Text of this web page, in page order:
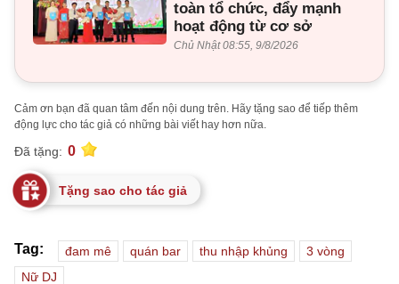
toàn tổ chức, đẩy mạnh
hoạt động từ cơ sở
Chủ Nhật 08:55, 9/8/2026
Cảm ơn bạn đã quan tâm đến nội dung trên. Hãy tặng sao để tiếp thêm
động lực cho tác giả có những bài viết hay hơn nữa.
Đã tặng: 0
Tặng sao cho tác giả
Tag: đam mê quán bar thu nhập khủng
3 vòng
Nữ DJ